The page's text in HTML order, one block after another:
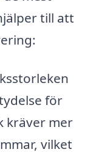
till att
för
kräver mer
vilket